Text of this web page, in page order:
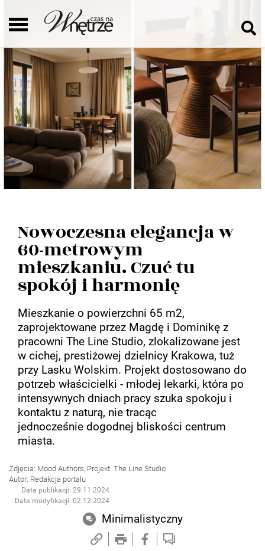
Nowoczesna elegancja w
60-metrowym
mieszkaniu. Czuć tu
spokój i harmonię
Mieszkanie o powierzchni 65 m2,
zaprojektowane przez Magdę i Dominikę z
pracowni The Line Studio, zlokalizowane jest
w cichej, prestiżowej dzielnicy Krakowa, tuż
przy Lasku Wolskim. Projekt dostosowano do
potrzeb właścicielki - młodej lekarki, która po
intensywnych dniach pracy szuka spokoju i
kontaktu z naturą, nie tracąc
jednocześnie dogodnej bliskości centrum
miasta.
Zdjęcia: Mood Authors, Projekt: The Line Studio
Autor: Redakcja portalu
Data publikacji: 29.11.2024
Data modyfikacji: 02.12.2024
Minimalistyczny